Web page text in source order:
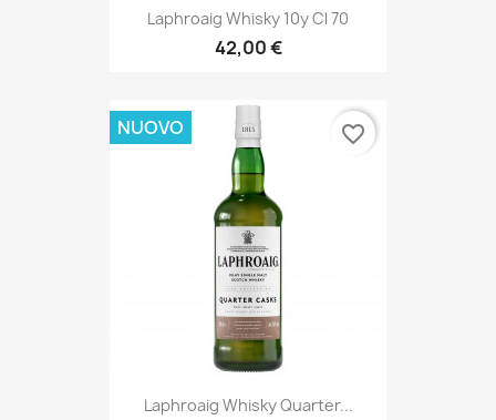
Laphroaig Whisky 10y Cl 70
42,00 €
Laphroaig Whisky Quarter...
NUOVO favorite_border